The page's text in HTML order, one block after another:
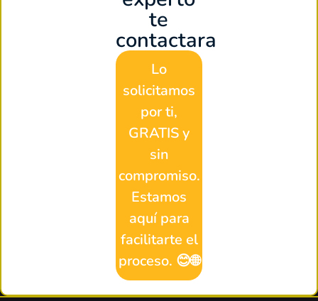
te
contactara
Lo
solicitamos
por ti,
GRATIS y
sin
compromiso.
Estamos
aquí para
facilitarte el
proceso. 😊🌐